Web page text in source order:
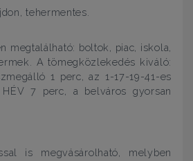
tehermentes.
megtalálható: boltok, piac, iskola,
A tömegközlekedés kiváló:
1 perc, az 1-17-19-41-es
7 perc, a belváros gyorsan
is megvásárolható, melyben